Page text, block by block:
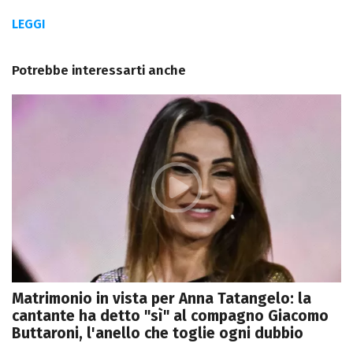
LEGGI
Potrebbe interessarti anche
Matrimonio in vista per Anna Tatangelo: la
cantante ha detto "sì" al compagno Giacomo
Buttaroni, l'anello che toglie ogni dubbio